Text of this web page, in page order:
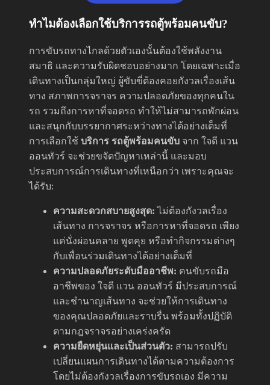
ทำไมต้องเลือกใช้บริการรถตู้พร้อมคนขับ?
การขับรถทางไกลด้วยตัวเองนั้นต้องใช้พลังงาน
สมาธิ และความรับผิดชอบอย่างมาก โดยเฉพาะเมื่อ
เดินทางเป็นกลุ่มใหญ่ ผู้ขับขี่ต้องคอยกังวลเรื่องเส้น
ทาง สภาพการจราจร ความปลอดภัยของทุกคนใน
รถ รวมถึงการหาที่จอดรถ ทำให้ไม่สามารถพักผ่อน
และสนุกกับบรรยากาศระหว่างทางได้อย่างเต็มที่
การเลือกใช้ บริการ รถตู้พร้อมคนขับ จาก ใจดี แวน
ออนทัวร์ จะช่วยขจัดปัญหาเหล่านี้ และมอบ
ประสบการณ์การเดินทางที่เหนือกว่า เพราะคุณจะ
ได้รับ:
ความสะดวกสบายสูงสุด: ไม่ต้องกังวลเรื่อง
เส้นทาง การจราจร หรือการหาที่จอดรถ เพียง
แค่นั่งผ่อนคลาย พูดคุย หรือทำกิจกรรมต่างๆ
กับเพื่อนร่วมเดินทางได้อย่างเต็มที่
ความปลอดภัยระดับมืออาชีพ: คนขับรถมือ
อาชีพของ ใจดี แวน ออนทัวร์ มีประสบการณ์
และชำนาญเส้นทาง จะช่วยให้การเดินทาง
ของคุณปลอดภัยและราบรื่น พร้อมทั้งปฏิบัติ
ตามกฎจราจรอย่างเคร่งครัด
ความยืดหยุ่นและเป็นส่วนตัว: สามารถปรับ
เปลี่ยนแผนการเดินทางได้ตามความต้องการ
โดยไม่ต้องกังวลเรื่องการขับรถเอง มีความ